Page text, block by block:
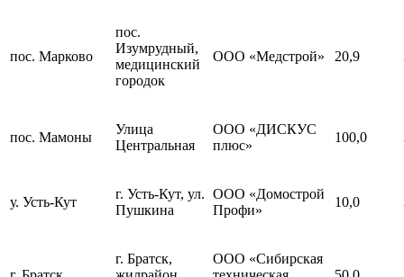
пос. Марково
пос.
Изумрудный,
медицинский
городок
ООО «Медстрой» 20,9
пос. Мамоны
Улица
Центральная
ООО «ДИСКУС
плюс»
100,0
у. Усть-Кут
г. Усть-Кут, ул.
Пушкина
ООО «Домострой
Профи»
10,0
г. Братск,
ООО «Сибирская